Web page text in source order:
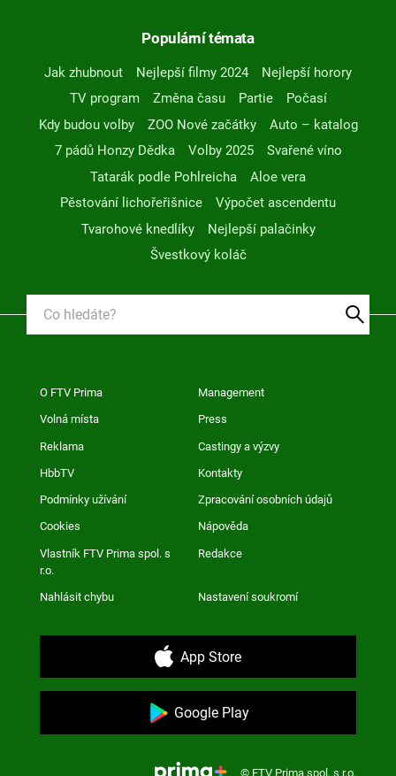
Populární témata
Jak zhubnout Nejlepší filmy 2024
Nejlepší horory
TV program
Změna času Partie
Počasí
Kdy budou volby
ZOO Nové začátky
Auto – katalog
7 pádů Honzy Dědka
Volby 2025
Svařené víno
Tatarák podle Pohlreicha
Aloe vera
Pěstování lichořeřišnice
Výpočet ascendentu
Tvarohové knedlíky
Nejlepší palačinky
Švestkový koláč
O FTV Prima Management
Volná místa Press
Reklama Castingy a výzvy
HbbTV Kontakty
Podmínky užívání Zpracování osobních údajů
Cookies Nápověda
Vlastník FTV Prima spol. s
r.o.
Redakce
Nahlásit chybu Nastavení soukromí
App Store
Google Play
© FTV Prima spol. s r.o.